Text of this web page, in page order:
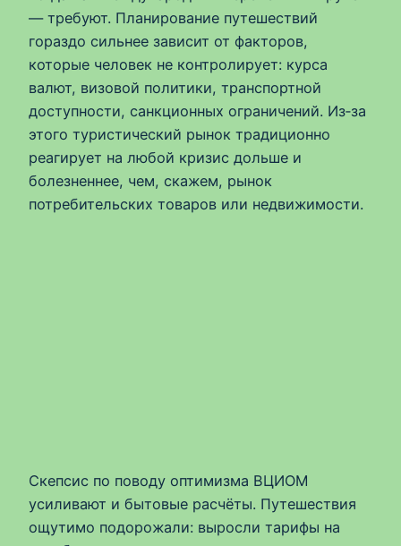
— требуют. Планирование путешествий
гораздо сильнее зависит от факторов,
которые человек не контролирует: курса
валют, визовой политики, транспортной
доступности, санкционных ограничений. Из‑за
этого туристический рынок традиционно
реагирует на любой кризис дольше и
болезненнее, чем, скажем, рынок
потребительских товаров или недвижимости.
Скепсис по поводу оптимизма ВЦИОМ
усиливают и бытовые расчёты. Путешествия
ощутимо подорожали: выросли тарифы на